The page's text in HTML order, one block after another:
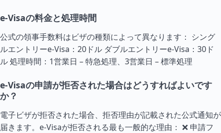
e-Visaの料金と処理時間
公式の領事手数料はビザの種類によって異なります： シング
ルエントリーe-Visa：20ドル ダブルエントリーe-Visa：30ド
ル 処理時間：1営業日 – 特急処理、3営業日 – 標準処理
e-Visaの申請が拒否された場合はどうすればよいです
か？
電子ビザが拒否された場合、拒否理由が記載された公式通知が
届きます。e-Visaが拒否される最も一般的な理由： ❌ 申請フ